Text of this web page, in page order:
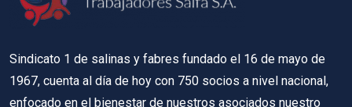
Sindicato 1 de salinas y fabres fundado el 16 de mayo de
1967, cuenta al día de hoy con 750 socios a nivel nacional,
enfocado en el bienestar de nuestros asociados nuestro